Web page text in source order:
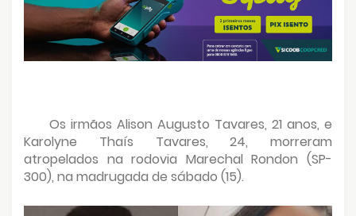
Os irmãos Alison Augusto Tavares, 21 anos, e
Karolyne Thaís Tavares, 24, morreram
atropelados na rodovia Marechal Rondon (SP-
300), na madrugada de sábado (15).